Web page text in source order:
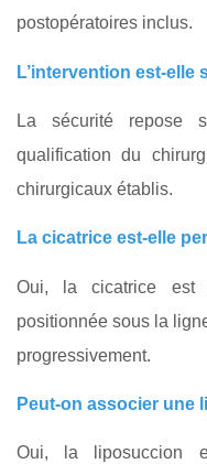
postopératoires inclus.
L’intervention est-elle
La sécurité repose
qualification du
chirurgicaux établis.
La cicatrice est-elle
Oui, la cicatrice est
positionnée sous la
progressivement.
Peut-on associer une
Oui, la liposuccion